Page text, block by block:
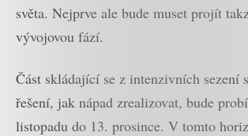
světa. Nejprve ale bude muset projít
vývojovou fází.
Část skládající se z intenzivních sezení
řešení, jak nápad zrealizovat, bude
listopadu do 13. prosince. V tomto